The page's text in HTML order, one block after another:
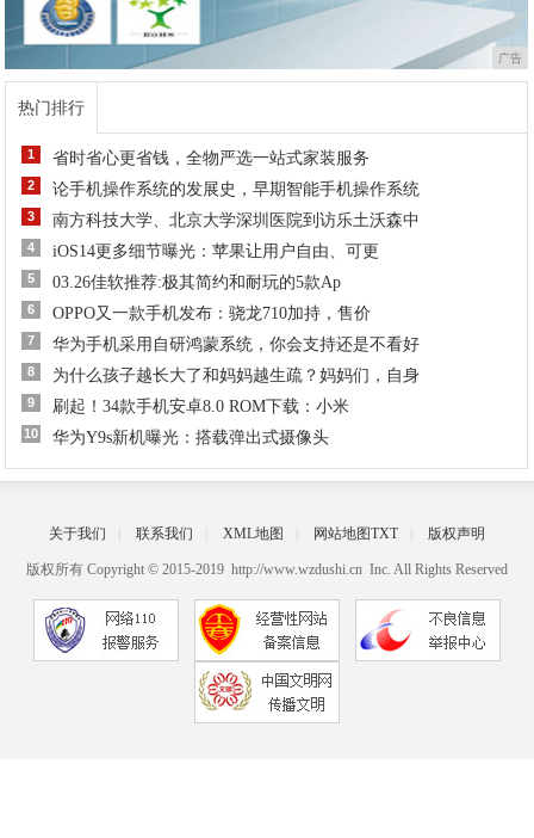
广告
热门排行
1 省时省心更省钱，全物严选一站式家装服务
2 论手机操作系统的发展史，早期智能手机操作系统
3 南方科技大学、北京大学深圳医院到访乐土沃森中
4 iOS14更多细节曝光：苹果让用户自由、可更
5 03.26佳软推荐:极其简约和耐玩的5款Ap
6 OPPO又一款手机发布：骁龙710加持，售价
7 华为手机采用自研鸿蒙系统，你会支持还是不看好
8 为什么孩子越长大了和妈妈越生疏？妈妈们，自身
9 刷起！34款手机安卓8.0 ROM下载：小米
10 华为Y9s新机曝光：搭载弹出式摄像头
关于我们 联系我们 XML地图 网站地图TXT 版权声明
版权所有 Copyright © 2015-2019 http://www.wzdushi.cn Inc. All Rights Reserved